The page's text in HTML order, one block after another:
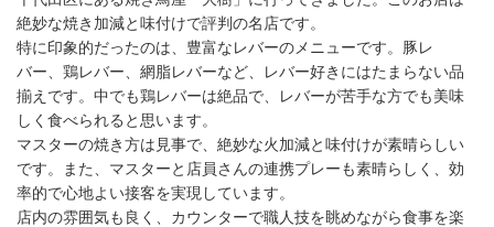
絶妙な焼き加減と味付けで評判の名店です。
特に印象的だったのは、豊富なレバーのメニューです。豚レ
バー、鶏レバー、網脂レバーなど、レバー好きにはたまらない品
揃えです。中でも鶏レバーは絶品で、レバーが苦手な方でも美味
しく食べられると思います。
マスターの焼き方は見事で、絶妙な火加減と味付けが素晴らしい
です。また、マスターと店員さんの連携プレーも素晴らしく、効
率的で心地よい接客を実現しています。
店内の雰囲気も良く、カウンターで職人技を眺めながら食事を楽